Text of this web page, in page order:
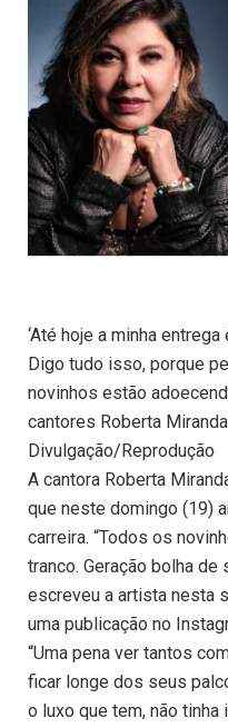
‘Até hoje a minha
Digo tudo isso, porque
novinhos estão
cantores Roberta
Divulgação/Reprodução
A cantora Roberta
que neste domingo (19)
carreira. “Todos os
tranco. Geração bolha de
escreveu a artista nesta
uma publicação no
“Uma pena ver tantos
ficar longe dos seus
o luxo que tem, não